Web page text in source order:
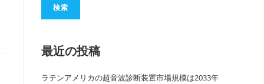
検索
最近の投稿
ラテンアメリカの超音波診断装置市場規模は2033年